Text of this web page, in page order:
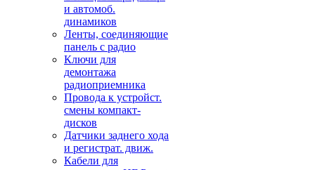
и автомоб.
динамиков
Ленты, соединяющие
панель с радио
Ключи для
демонтажа
радиоприемника
Провода к устройст.
смены компакт-
дисков
Датчики заднего хода
и регистрат. движ.
Кабели для